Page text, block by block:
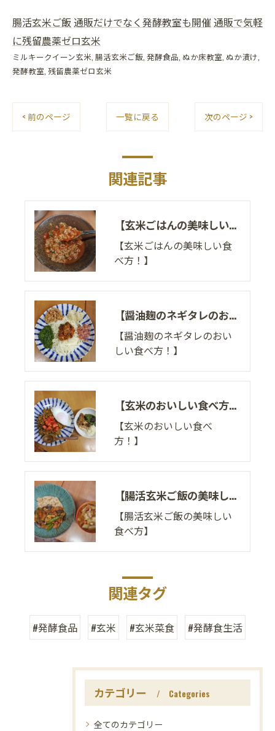
腸活玄米ご飯 通販だけでなく発酵教室も開催通販で気軽
に残留農薬ゼロ玄米
ミルキークイーン玄米 腸活玄米ご飯 発酵食品 ぬか床教室 ぬか漬け
発酵教室 残留農薬ゼロ玄米
< 前のページ 一覧に戻る 次のページ >
関連記事
【玄米ごはんの美味しい食べ方！】
【玄米ごはんの美味しい食
べ方！】
【醤油麹のネギタレのおいしい食べ方！】
【醤油麹のネギタレのおい
しい食べ方！】
【玄米のおいしい食べ方！】
【玄米のおいしい食べ
方！】
【腸活玄米ご飯の美味しい食べ方】
【腸活玄米ご飯の美味しい
食べ方】
関連タグ
#発酵食品 #玄米 #玄米菜食 #発酵食生活
カテゴリー Categories
全てのカテゴリー